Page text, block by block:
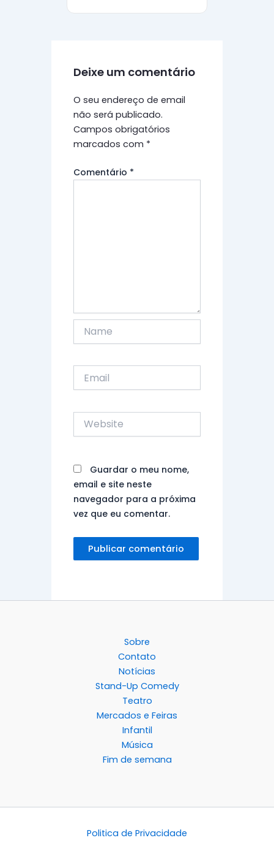
Deixe um comentário
O seu endereço de email
não será publicado.
Campos obrigatórios
marcados com *
Comentário *
Website
Guardar o meu nome,
email e site neste
navegador para a próxima
vez que eu comentar.
Sobre
Contato
Notícias
Stand-Up Comedy
Teatro
Mercados e Feiras
Infantil
Música
Fim de semana
Politica de Privacidade